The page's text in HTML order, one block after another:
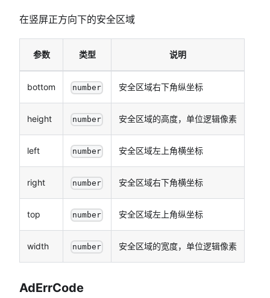
在竖屏正方向下的安全区域
参数 类型 说明
bottom number 安全区域右下角纵坐标
height number 安全区域的高度，单位逻辑像素
left number 安全区域左上角横坐标
right number 安全区域右下角横坐标
top number 安全区域左上角纵坐标
width number 安全区域的宽度，单位逻辑像素
AdErrCode